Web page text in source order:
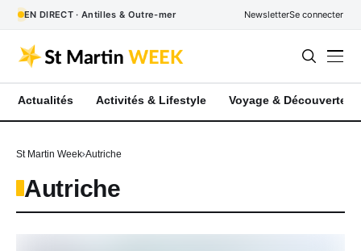
EN DIRECT · Antilles & Outre-mer NewsletterSe connecter
Actualités Activités & Lifestyle Voyage & Découverte
St Martin Week Autriche
Autriche